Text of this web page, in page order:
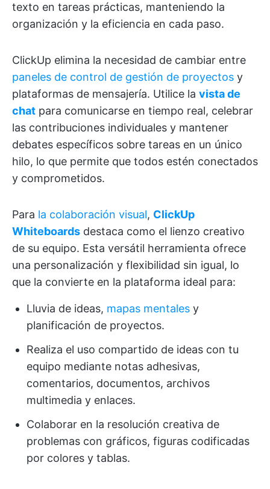
texto en tareas prácticas, manteniendo la
organización y la eficiencia en cada paso.
ClickUp elimina la necesidad de cambiar entre
paneles de control de gestión de proyectos y
plataformas de mensajería. Utilice la vista de
chat para comunicarse en tiempo real, celebrar
las contribuciones individuales y mantener
debates específicos sobre tareas en un único
hilo, lo que permite que todos estén conectados
y comprometidos.
Para la colaboración visual, ClickUp
Whiteboards destaca como el lienzo creativo
de su equipo. Esta versátil herramienta ofrece
una personalización y flexibilidad sin igual, lo
que la convierte en la plataforma ideal para:
Lluvia de ideas, mapas mentales y
planificación de proyectos.
Realiza el uso compartido de ideas con tu
equipo mediante notas adhesivas,
comentarios, documentos, archivos
multimedia y enlaces.
Colaborar en la resolución creativa de
problemas con gráficos, figuras codificadas
por colores y tablas.